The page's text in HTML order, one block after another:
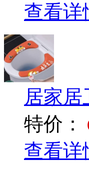
查看详
居家
特价：
查看详